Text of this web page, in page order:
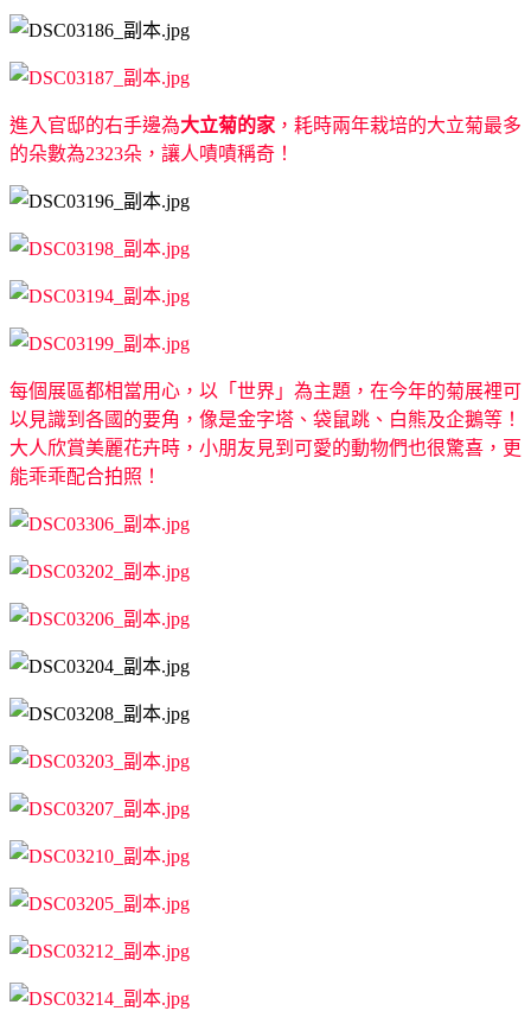
進入官邸的右手邊為大立菊的家 ，耗時兩年栽培的大立菊最多
的朵數為2323朵，讓人嘖嘖稱奇！
每個展區都相當用心，以「世界」為主題，在今年的菊展裡可
以見識到各國的要角，像是金字塔、袋鼠跳、白熊及企鵝等！
大人欣賞美麗花卉時，小朋友見到可愛的動物們也很驚喜，更
能乖乖配合拍照！